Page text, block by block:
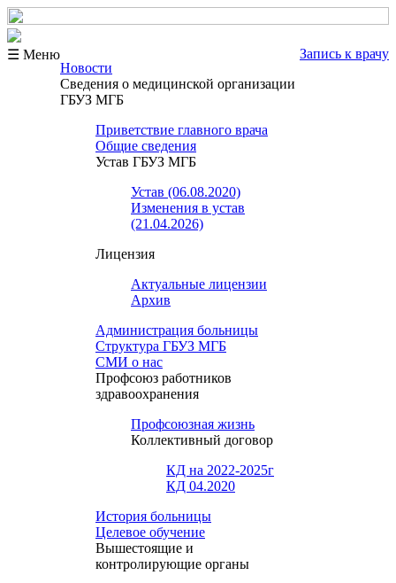
☰ Меню
Запись к врачу
Новости
Сведения о медицинской организации
ГБУЗ МГБ
Приветствие главного врача
Общие сведения
Устав ГБУЗ МГБ
Устав (06.08.2020)
Изменения в устав
(21.04.2026)
Лицензия
Актуальные лицензии
Архив
Администрация больницы
Структура ГБУЗ МГБ
СМИ о нас
Профсоюз работников
здравоохранения
Профсоюзная жизнь
Коллективный договор
КД на 2022-2025г
КД 04.2020
История больницы
Целевое обучение
Вышестоящие и
контролирующие органы